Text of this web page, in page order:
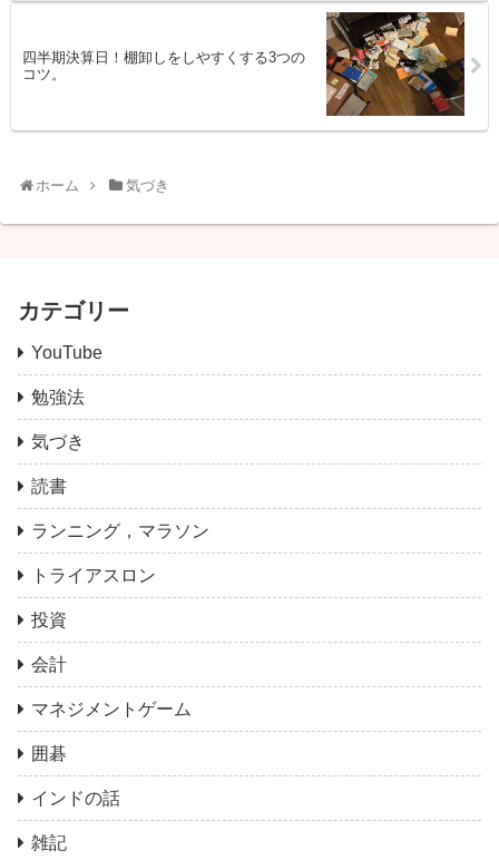
四半期決算日！棚卸しをしやすくする3つの
コツ。
ホーム 気づき
カテゴリー
YouTube
勉強法
気づき
読書
ランニング，マラソン
トライアスロン
投資
会計
マネジメントゲーム
囲碁
インドの話
雑記